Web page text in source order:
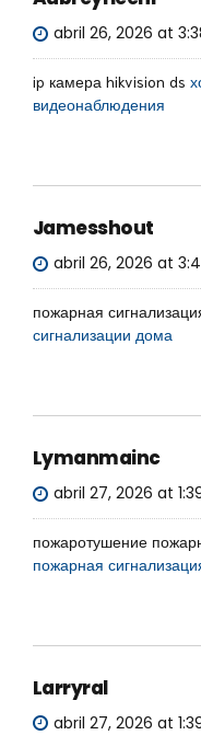
abril 26, 2026 at
ip камера hikvision ds
видеонаблюдения
Jamesshout
abril 26, 2026 at
пожарная
сигнализации дома
Lymanmainc
abril 27, 2026 at
пожаротушение
пожарная
Larryral
abril 27, 2026 at